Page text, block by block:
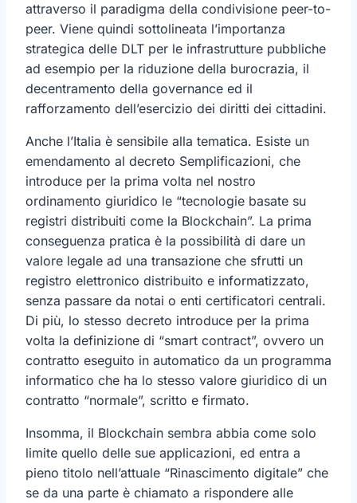
attraverso il paradigma della condivisione peer-to-
peer. Viene quindi sottolineata l’importanza
strategica delle DLT per le infrastrutture pubbliche
ad esempio per la riduzione della burocrazia, il
decentramento della governance ed il
rafforzamento dell’esercizio dei diritti dei cittadini.
Anche l’Italia è sensibile alla tematica. Esiste un
emendamento al decreto Semplificazioni, che
introduce per la prima volta nel nostro
ordinamento giuridico le “tecnologie basate su
registri distribuiti come la Blockchain”. La prima
conseguenza pratica è la possibilità di dare un
valore legale ad una transazione che sfrutti un
registro elettronico distribuito e informatizzato,
senza passare da notai o enti certificatori centrali.
Di più, lo stesso decreto introduce per la prima
volta la definizione di “smart contract”, ovvero un
contratto eseguito in automatico da un programma
informatico che ha lo stesso valore giuridico di un
contratto “normale”, scritto e firmato.
Insomma, il Blockchain sembra abbia come solo
limite quello delle sue applicazioni, ed entra a
pieno titolo nell’attuale “Rinascimento digitale” che
se da una parte è chiamato a rispondere alle